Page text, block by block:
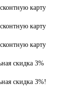
карту
карту
карту
скидка 3%
скидка 3%!